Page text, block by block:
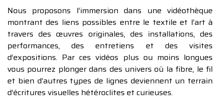
Nous proposons l’immersion dans une vidéothèque
montrant des liens possibles entre le textile et l’art à
travers des œuvres originales, des installations, des
performances, des entretiens et des visites
d’expositions. Par ces vidéos plus ou moins longues
vous pourrez plonger dans des univers où la fibre, le fil
et bien d’autres types de lignes deviennent un terrain
d’écritures visuelles hétéroclites et curieuses.